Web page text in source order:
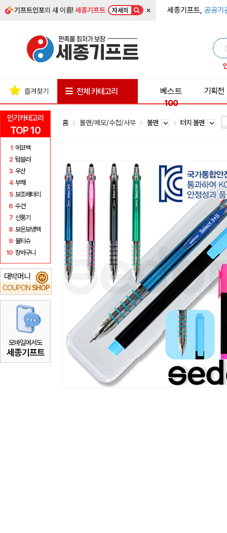
기프트인포의 새 이름!세종기프트 자세히 × 세종기프트, 공공기
인기카테고리
TOP 10
1 에코백
2 텀블러
3 우산
4 부채
5 보조배터리
6 수건
7 선풍기
8 보온보냉백
9 물티슈
10 장바구니
대박머니
COUPON SHOP
₩
모바일에서도
세종기프트
즐겨찾기 전체 카테고리
베스트
100
기획전
홈 볼펜/메모/수첩/사무 볼펜 터치 볼펜